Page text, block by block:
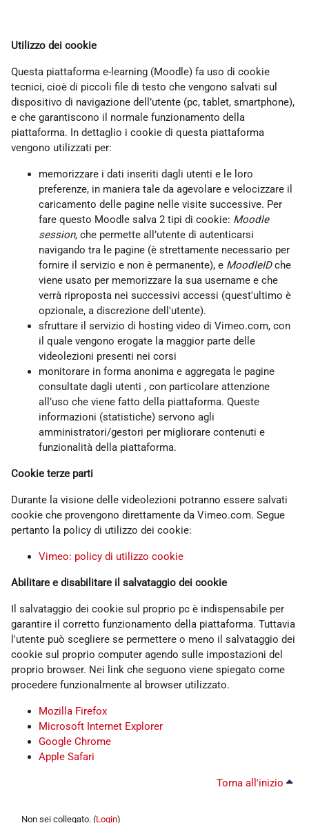
Utilizzo dei cookie
Questa piattaforma e-learning (Moodle) fa uso di cookie
tecnici, cioè di piccoli file di testo che vengono salvati sul
dispositivo di navigazione dell’utente (pc, tablet, smartphone),
e che garantiscono il normale funzionamento della
piattaforma. In dettaglio i cookie di questa piattaforma
vengono utilizzati per:
memorizzare i dati inseriti dagli utenti e le loro
preferenze, in maniera tale da agevolare e velocizzare il
caricamento delle pagine nelle visite successive. Per
fare questo Moodle salva 2 tipi di cookie: Moodle
session, che permette all’utente di autenticarsi
navigando tra le pagine (è strettamente necessario per
fornire il servizio e non è permanente), e MoodleIDche
viene usato per memorizzare la sua username e che
verrà riproposta nei successivi accessi (quest'ultimo è
opzionale, a discrezione dell'utente).
sfruttare il servizio di hosting video di Vimeo.com, con
il quale vengono erogate la maggior parte delle
videolezioni presenti nei corsi
monitorare in forma anonima e aggregata le pagine
consultate dagli utenti , con particolare attenzione
all’uso che viene fatto della piattaforma. Queste
informazioni (statistiche) servono agli
amministratori/gestori per migliorare contenuti e
funzionalità della piattaforma.
Cookie terze parti
Durante la visione delle videolezioni potranno essere salvati
cookie che provengono direttamente da Vimeo.com. Segue
pertanto la policy di utilizzo dei cookie:
Vimeo: policy di utilizzo cookie
Abilitare e disabilitare il salvataggio dei cookie
Il salvataggio dei cookie sul proprio pc è indispensabile per
garantire il corretto funzionamento della piattaforma. Tuttavia
l'utente può scegliere se permettere o meno il salvataggio dei
cookie sul proprio computer agendo sulle impostazioni del
proprio browser. Nei link che seguono viene spiegato come
procedere funzionalmente al browser utilizzato.
Mozilla Firefox
Microsoft Internet Explorer
Google Chrome
Apple Safari
Torna all'inizio
Non sei collegato. (Login)